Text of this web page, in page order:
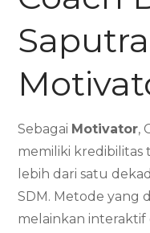
Sebagai Motivator,
memiliki
lebih dari satu
SDM. Metode yang
melainkan